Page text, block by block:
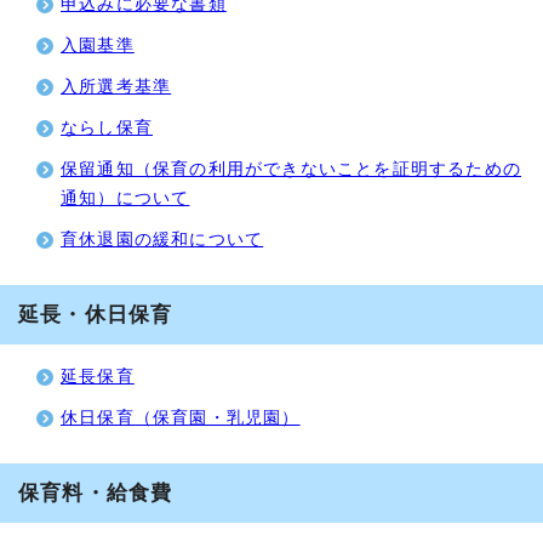
申込みに必要な書類
入園基準
入所選考基準
ならし保育
保留通知（保育の利用ができないことを証明するための
通知）について
育休退園の緩和について
延長・休日保育
延長保育
休日保育（保育園・乳児園）
保育料・給食費